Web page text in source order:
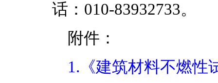
话：010-83932733。
附件：
1.《建筑材料不燃性